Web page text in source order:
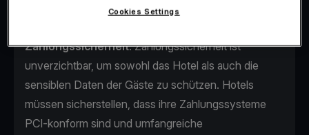
Welche Faktoren sollten Sie bei der
Zahlungssicherheit: Zahlungssicherheit ist
unverzichtbar, um sowohl das Hotel als auch die
sensiblen Daten der Gäste zu schützen. Hotels
müssen sicherstellen, dass ihre Zahlungssysteme
PCI-konform sind und umfangreiche
Cookies Settings